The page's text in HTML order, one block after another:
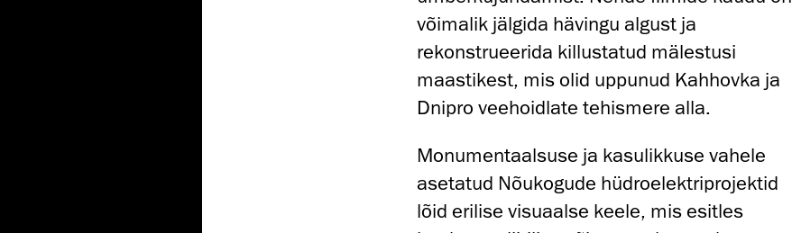
võimalik jälgida hävingu algust ja
rekonstrueerida killustatud mälestusi
maastikest, mis olid uppunud Kahhovka ja
Dnipro veehoidlate tehismere alla.
Monumentaalsuse ja kasulikkuse vahele
asetatud Nõukogude hüdroelektriprojektid
lõid erilise visuaalse keele, mis esitles